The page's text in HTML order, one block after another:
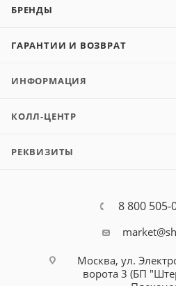
БРЕНДЫ
ГАРАНТИИ И ВОЗВРАТ
ИНФОРМАЦИЯ
КОЛЛ-ЦЕНТР
РЕКВИЗИТЫ
8 800 505-
Москва, ул.
ворота 3 (БП